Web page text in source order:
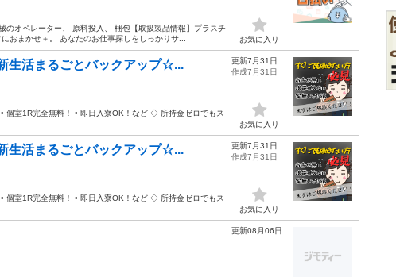
オペレーター、 原料投入、 梱包【取扱製品情報】プラスチ
おまかせ＋。 あなたのお仕事探しをしっかりサ...
お気に入り
生活まるごとバックアップ☆...
1R完全無料！ • 即日入寮OK！など ◇ 所持金ゼロでもス
更新7月31日
作成7月31日
お気に入り
生活まるごとバックアップ☆...
1R完全無料！ • 即日入寮OK！など ◇ 所持金ゼロでもス
更新7月31日
作成7月31日
お気に入り
更新08月06日